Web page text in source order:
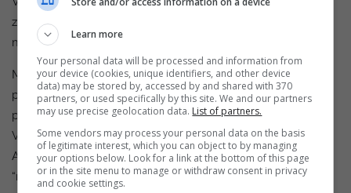
zhvendosur dhe për bashkëpunim me serbët në rajon, me
mbështetjen e Qeverisë së Vojvodinës.
Me rastin e 35-vjetorit të themelimit, disa veteranë të Njësisë
për Operacione Speciale organizuan më 4 maj një ceremoni
përkujtimore, ku, në emër të ish-anëtarëve të kësaj njësie,
Vasillije Mijoviq i shprehu mirënjohje presidentit serb,
Aleksandar Vuçiq, duke thënë se me ardhjen e tij në pushtet,
“njësisë i është rikthyer lavdia”.
Learn more
Your personal data will be processed and information from
your device (cookies, unique identifiers, and other device
data) may be stored by, accessed by and shared with 370
partners, or used specifically by this site. We and our partners
may use precise geolocation data. List of partners.
Some vendors may process your personal data on the basis
of legitimate interest, which you can object to by managing
your options below. Look for a link at the bottom of this page
or in the site menu to manage or withdraw consent in privacy
and cookie settings.